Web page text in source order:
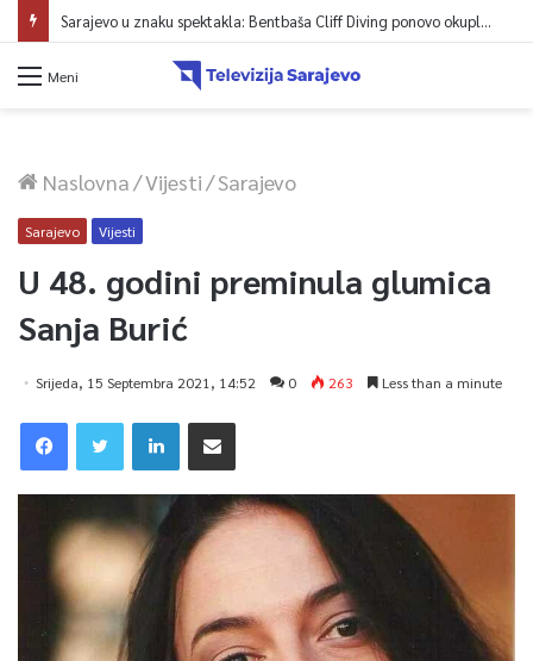
Sarajevo u znaku spektakla: Bentbaša Cliff Diving ponovo okuplja najbolje skakače i vrhunsku zabavu
Meni
Naslovna/Vijesti/Sarajevo
Sarajevo Vijesti
U 48. godini preminula glumica
Sanja Burić
Srijeda, 15 Septembra 2021, 14:52 0 263 Less than a minute